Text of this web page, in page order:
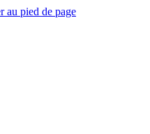
au pied de page